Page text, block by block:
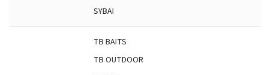
SYBAI
TB BAITS
TB OUTDOOR